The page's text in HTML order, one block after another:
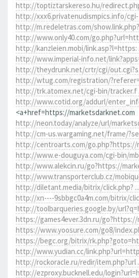
http://toptiztarskereso.hu/
http://xxx6.privatenudismpics.info/cgi-
http://m.redeletras.com/
http://www.only40.com/
http://kanzleien.mobi/link.asp?l=https:
http://www.imperial-info.net/
http://theydrunk.net/crtr/cgi/out.cgi?s
http://wtug.com/registration/
http://trk.atomex.net/cgi-bin/tracker.f
http://www.cotid.org/addurl/
<a+href=https://marketsdarknet.com
http://neon.today/analyze/url/
http://cm-us.wargaming.net/frame/
http://centroarts.com/go.php?https://
http://www.e-douguya.com/cgi-bin/
http://www.alekcin.ru/go?https://
http://www.transporterclub.cz/
http://diletant.media/bitrix/click.php?
http://xn----9sbbgc0a4m.com/bitrix/
http://toolbarqueries.google.by/
https://games4ever.3dn.ru/go?https://
https://www.yoosure.com/go8/
https://begc.org/bitrix/
http://www.yudian.cc/
http://rockoracle.ru/redir/item.php?url
http://ezproxy.bucknell.edu/